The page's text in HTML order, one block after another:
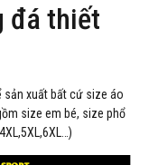
đá thiết
sản xuất bất cứ size áo
size em bé, size phổ